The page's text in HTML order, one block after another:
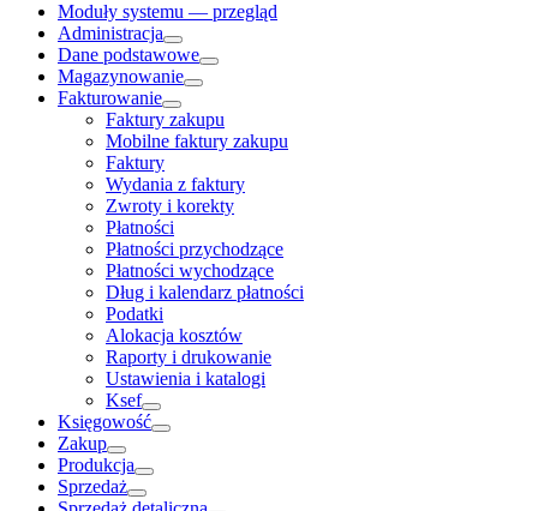
Moduły systemu — przegląd
Administracja
Dane podstawowe
Magazynowanie
Fakturowanie
Faktury zakupu
Mobilne faktury zakupu
Faktury
Wydania z faktury
Zwroty i korekty
Płatności
Płatności przychodzące
Płatności wychodzące
Dług i kalendarz płatności
Podatki
Alokacja kosztów
Raporty i drukowanie
Ustawienia i katalogi
Ksef
Księgowość
Zakup
Produkcja
Sprzedaż